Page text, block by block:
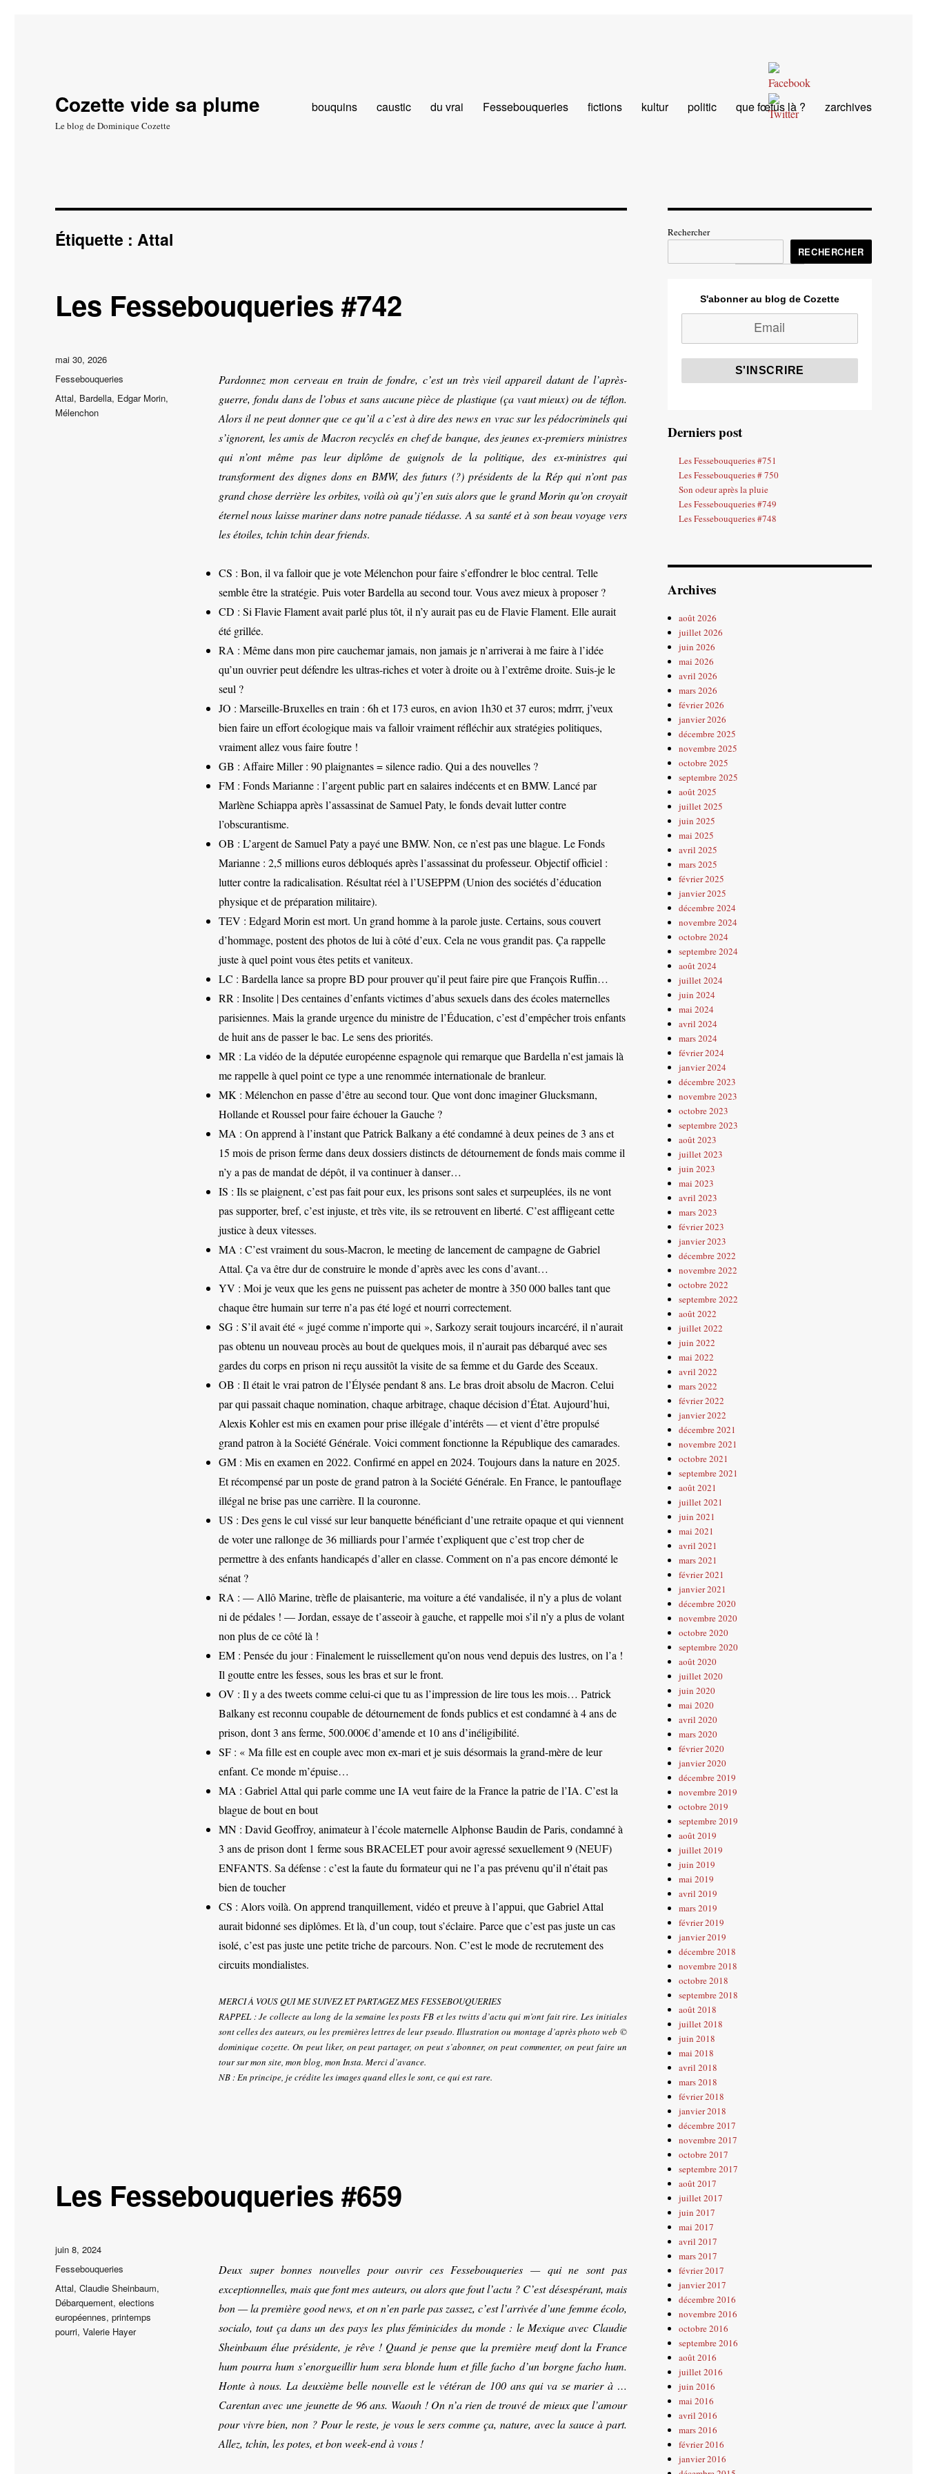
Cozette vide sa plume
Le blog de Dominique Cozette
bouquins caustic du vrai Fessebouqueries fictions kultur politic que fœtus là ? zarchives
Étiquette :Attal
Les Fessebouqueries #742
Pardonnez mon cerveau en train de fondre, c’est un très vieil appareil datant de l’après-
guerre, fondu dans de l’obus et sans aucune pièce de plastique (ça vaut mieux) ou de téflon.
Alors il ne peut donner que ce qu’il a c’est à dire des news en vrac sur les pédocriminels qui
s’ignorent, les amis de Macron recyclés en chef de banque, des jeunes ex-premiers ministres
qui n’ont même pas leur diplôme de guignols de la politique, des ex-ministres qui
transforment des dignes dons en BMW, des futurs (?) présidents de la Rép qui n’ont pas
grand chose derrière les orbites, voilà où qu’j’en suis alors que le grand Morin qu’on croyait
éternel nous laisse mariner dans notre panade tiédasse. A sa santé et à son beau voyage vers
les étoiles, tchin tchin dear friends.
CS : Bon, il va falloir que je vote Mélenchon pour faire s’effondrer le bloc central. Telle
semble être la stratégie. Puis voter Bardella au second tour. Vous avez mieux à proposer ?
CD : Si Flavie Flament avait parlé plus tôt, il n’y aurait pas eu de Flavie Flament. Elle aurait
été grillée.
RA : Même dans mon pire cauchemar jamais, non jamais je n’arriverai à me faire à l’idée
qu’un ouvrier peut défendre les ultras-riches et voter à droite ou à l’extrême droite. Suis-je le
seul ?
JO : Marseille-Bruxelles en train : 6h et 173 euros, en avion 1h30 et 37 euros; mdrrr, j’veux
bien faire un effort écologique mais va falloir vraiment réfléchir aux stratégies politiques,
vraiment allez vous faire foutre !
GB : Affaire Miller : 90 plaignantes = silence radio. Qui a des nouvelles ?
FM : Fonds Marianne : l’argent public part en salaires indécents et en BMW. Lancé par
Marlène Schiappa après l’assassinat de Samuel Paty, le fonds devait lutter contre
l’obscurantisme.
OB : L’argent de Samuel Paty a payé une BMW. Non, ce n’est pas une blague. Le Fonds
Marianne : 2,5 millions euros débloqués après l’assassinat du professeur. Objectif officiel :
lutter contre la radicalisation. Résultat réel à l’USEPPM (Union des sociétés d’éducation
physique et de préparation militaire).
TEV : Edgard Morin est mort. Un grand homme à la parole juste. Certains, sous couvert
d’hommage, postent des photos de lui à côté d’eux. Cela ne vous grandit pas. Ça rappelle
juste à quel point vous êtes petits et vaniteux.
LC : Bardella lance sa propre BD pour prouver qu’il peut faire pire que François Ruffin…
RR : Insolite | Des centaines d’enfants victimes d’abus sexuels dans des écoles maternelles
parisiennes. Mais la grande urgence du ministre de l’Éducation, c’est d’empêcher trois enfants
de huit ans de passer le bac. Le sens des priorités.
MR : La vidéo de la députée européenne espagnole qui remarque que Bardella n’est jamais là
me rappelle à quel point ce type a une renommée internationale de branleur.
MK : Mélenchon en passe d’être au second tour. Que vont donc imaginer Glucksmann,
Hollande et Roussel pour faire échouer la Gauche ?
MA : On apprend à l’instant que Patrick Balkany a été condamné à deux peines de 3 ans et
15 mois de prison ferme dans deux dossiers distincts de détournement de fonds mais comme il
n’y a pas de mandat de dépôt, il va continuer à danser…
IS : Ils se plaignent, c’est pas fait pour eux, les prisons sont sales et surpeuplées, ils ne vont
pas supporter, bref, c’est injuste, et très vite, ils se retrouvent en liberté. C’est affligeant cette
justice à deux vitesses.
MA : C’est vraiment du sous-Macron, le meeting de lancement de campagne de Gabriel
Attal. Ça va être dur de construire le monde d’après avec les cons d’avant…
YV : Moi je veux que les gens ne puissent pas acheter de montre à 350 000 balles tant que
chaque être humain sur terre n’a pas été logé et nourri correctement.
SG : S’il avait été « jugé comme n’importe qui », Sarkozy serait toujours incarcéré, il n’aurait
pas obtenu un nouveau procès au bout de quelques mois, il n’aurait pas débarqué avec ses
gardes du corps en prison ni reçu aussitôt la visite de sa femme et du Garde des Sceaux.
OB : Il était le vrai patron de l’Élysée pendant 8 ans. Le bras droit absolu de Macron. Celui
par qui passait chaque nomination, chaque arbitrage, chaque décision d’État. Aujourd’hui,
Alexis Kohler est mis en examen pour prise illégale d’intérêts — et vient d’être propulsé
grand patron à la Société Générale. Voici comment fonctionne la République des camarades.
GM : Mis en examen en 2022. Confirmé en appel en 2024. Toujours dans la nature en 2025.
Et récompensé par un poste de grand patron à la Société Générale. En France, le pantouflage
illégal ne brise pas une carrière. Il la couronne.
US : Des gens le cul vissé sur leur banquette bénéficiant d’une retraite opaque et qui viennent
de voter une rallonge de 36 milliards pour l’armée t’expliquent que c’est trop cher de
permettre à des enfants handicapés d’aller en classe. Comment on n’a pas encore démonté le
sénat ?
RA : — Allô Marine, trèfle de plaisanterie, ma voiture a été vandalisée, il n’y a plus de volant
ni de pédales ! — Jordan, essaye de t’asseoir à gauche, et rappelle moi s’il n’y a plus de volant
non plus de ce côté là !
EM : Pensée du jour : Finalement le ruissellement qu’on nous vend depuis des lustres, on l’a !
Il goutte entre les fesses, sous les bras et sur le front.
OV : Il y a des tweets comme celui-ci que tu as l’impression de lire tous les mois… Patrick
Balkany est reconnu coupable de détournement de fonds publics et est condamné à 4 ans de
prison, dont 3 ans ferme, 500.000€ d’amende et 10 ans d’inéligibilité.
SF : « Ma fille est en couple avec mon ex-mari et je suis désormais la grand-mère de leur
enfant. Ce monde m’épuise…
MA : Gabriel Attal qui parle comme une IA veut faire de la France la patrie de l’IA. C’est la
blague de bout en bout
MN : David Geoffroy, animateur à l’école maternelle Alphonse Baudin de Paris, condamné à
3 ans de prison dont 1 ferme sous BRACELET pour avoir agressé sexuellement 9 (NEUF)
ENFANTS. Sa défense : c’est la faute du formateur qui ne l’a pas prévenu qu’il n’était pas
bien de toucher
CS : Alors voilà. On apprend tranquillement, vidéo et preuve à l’appui, que Gabriel Attal
aurait bidonné ses diplômes. Et là, d’un coup, tout s’éclaire. Parce que c’est pas juste un cas
isolé, c’est pas juste une petite triche de parcours. Non. C’est le mode de recrutement des
circuits mondialistes.
MERCI À VOUS QUI ME SUIVEZ ET PARTAGEZ MES FESSEBOUQUERIES
RAPPEL : Je collecte au long de la semaine les posts FB et les twitts d’actu qui m’ont fait rire. Les initiales
sont celles des auteurs, ou les premières lettres de leur pseudo. Illustration ou montage d’après photo web ©
dominique cozette. On peut liker, on peut partager, on peut s’abonner, on peut commenter, on peut faire un
tour sur mon site, mon blog, mon Insta. Merci d’avance.
NB : En principe, je crédite les images quand elles le sont, ce qui est rare.
Publié
le
mai 30, 2026
Catégories
Fessebouqueries
Étiquettes
Attal, Bardella, Edgar Morin,
Mélenchon
Les Fessebouqueries #659
Deux super bonnes nouvelles pour ouvrir ces Fessebouqueries — qui ne sont pas
exceptionnelles, mais que font mes auteurs, ou alors que fout l’actu ? C’est désespérant, mais
bon — la première good news, et on n’en parle pas zassez, c’est l’arrivée d’une femme écolo,
socialo, tout ça dans un des pays les plus féminicides du monde : le Mexique avec Claudie
Sheinbaum élue présidente, je rêve ! Quand je pense que la première meuf dont la France
hum pourra hum s’enorgueillir hum sera blonde hum et fille facho d’un borgne facho hum.
Honte à nous. La deuxième belle nouvelle est le vétéran de 100 ans qui va se marier à …
Carentan avec une jeunette de 96 ans. Waouh ! On n’a rien de trouvé de mieux que l’amour
pour vivre bien, non ? Pour le reste, je vous le sers comme ça, nature, avec la sauce à part.
Allez, tchin, les potes, et bon week-end à vous !
Publié
le
juin 8, 2024
Catégories
Fessebouqueries
Étiquettes
Attal,Claudie Sheinbaum,
Débarquement,elections
européennes,printemps
pourri,Valerie Hayer
Rechercher
RECHERCHER
S'abonner au blog de Cozette
Derniers post
Les Fessebouqueries #751
Les Fessebouqueries # 750
Son odeur après la pluie
Les Fessebouqueries #749
Les Fessebouqueries #748
Archives
août 2026
juillet 2026
juin 2026
mai 2026
avril 2026
mars 2026
février 2026
janvier 2026
décembre 2025
novembre 2025
octobre 2025
septembre 2025
août 2025
juillet 2025
juin 2025
mai 2025
avril 2025
mars 2025
février 2025
janvier 2025
décembre 2024
novembre 2024
octobre 2024
septembre 2024
août 2024
juillet 2024
juin 2024
mai 2024
avril 2024
mars 2024
février 2024
janvier 2024
décembre 2023
novembre 2023
octobre 2023
septembre 2023
août 2023
juillet 2023
juin 2023
mai 2023
avril 2023
mars 2023
février 2023
janvier 2023
décembre 2022
novembre 2022
octobre 2022
septembre 2022
août 2022
juillet 2022
juin 2022
mai 2022
avril 2022
mars 2022
février 2022
janvier 2022
décembre 2021
novembre 2021
octobre 2021
septembre 2021
août 2021
juillet 2021
juin 2021
mai 2021
avril 2021
mars 2021
février 2021
janvier 2021
décembre 2020
novembre 2020
octobre 2020
septembre 2020
août 2020
juillet 2020
juin 2020
mai 2020
avril 2020
mars 2020
février 2020
janvier 2020
décembre 2019
novembre 2019
octobre 2019
septembre 2019
août 2019
juillet 2019
juin 2019
mai 2019
avril 2019
mars 2019
février 2019
janvier 2019
décembre 2018
novembre 2018
octobre 2018
septembre 2018
août 2018
juillet 2018
juin 2018
mai 2018
avril 2018
mars 2018
février 2018
janvier 2018
décembre 2017
novembre 2017
octobre 2017
septembre 2017
août 2017
juillet 2017
juin 2017
mai 2017
avril 2017
mars 2017
février 2017
janvier 2017
décembre 2016
novembre 2016
octobre 2016
septembre 2016
août 2016
juillet 2016
juin 2016
mai 2016
avril 2016
mars 2016
février 2016
janvier 2016